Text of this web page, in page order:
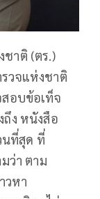
ชาติ (ตร.)
วจแห่งชาติ
สอบข้อเท็จ
ถึง หนังสือ
นที่สุด ที่
ว่า ตาม
วหา